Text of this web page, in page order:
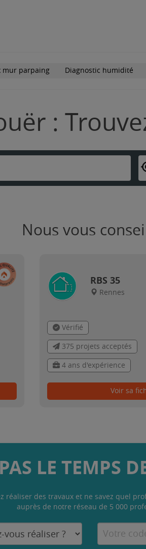
mur parpaing Diagnostic humidité
:
Nous vous
RBS 35
Rennes
Vérifié
375 projets acceptés
4 ans d'expérience
Voir sa
PAS LE TEMPS
réaliser des travaux et ne savez quel
auprès de notre réseau de 5 000